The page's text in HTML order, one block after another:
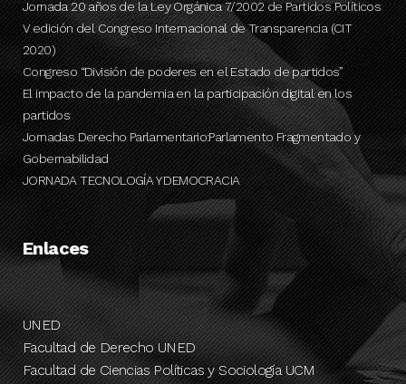
Jornada 20 años de la Ley Orgánica 7/2002 de Partidos Políticos
V edición del Congreso Internacional de Transparencia (CIT
2020)
Congreso “División de poderes en el Estado de partidos”
El impacto de la pandemia en la participación digital en los
partidos
Jornadas Derecho Parlamentario:Parlamento Fragmentado y
Gobernabilidad
JORNADA TECNOLOGÍA Y DEMOCRACIA
Enlaces
UNED
Facultad de Derecho UNED
Facultad de Ciencias Políticas y Sociología UCM